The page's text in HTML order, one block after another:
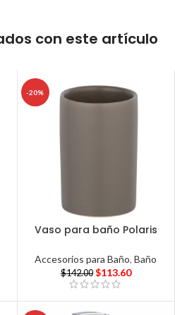
con este artículo
-20%
Vaso para baño Polaris
Accesorios para Baño,Baño
$142.00 $113.60